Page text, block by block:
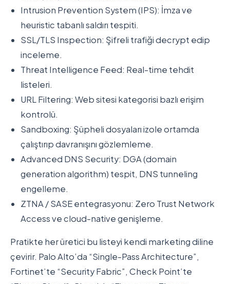
Intrusion Prevention System (IPS): İmza ve
heuristic tabanlı saldırı tespiti.
SSL/TLS Inspection: Şifreli trafiği decrypt edip
inceleme.
Threat Intelligence Feed: Real-time tehdit
listeleri.
URL Filtering: Web sitesi kategorisi bazlı erişim
kontrolü.
Sandboxing: Şüpheli dosyaları izole ortamda
çalıştırıp davranışını gözlemleme.
Advanced DNS Security: DGA (domain
generation algorithm) tespit, DNS tunneling
engelleme.
ZTNA / SASE entegrasyonu: Zero Trust Network
Access ve cloud-native genişleme.
Pratikte her üretici bu listeyi kendi marketing diline
çevirir. Palo Alto’da “Single-Pass Architecture”,
Fortinet’te “Security Fabric”, Check Point’te